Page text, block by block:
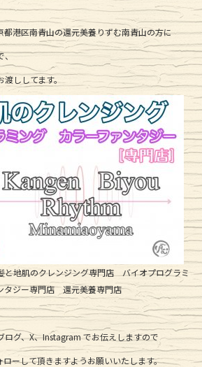
都港区南青山の還元美養りずむ南青山の方に
、
ししてます。
地肌のクレンジング専門店 バイオプログラミ
タジー専門店 還元美養専門店
ログ、X、Instagram でお伝えしますので
ローして頂きますようお願いいたします。